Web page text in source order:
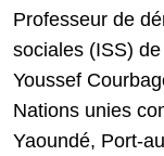
Professeur de
sociales (ISS)
Youssef
Nations unies
Yaoundé, Port-